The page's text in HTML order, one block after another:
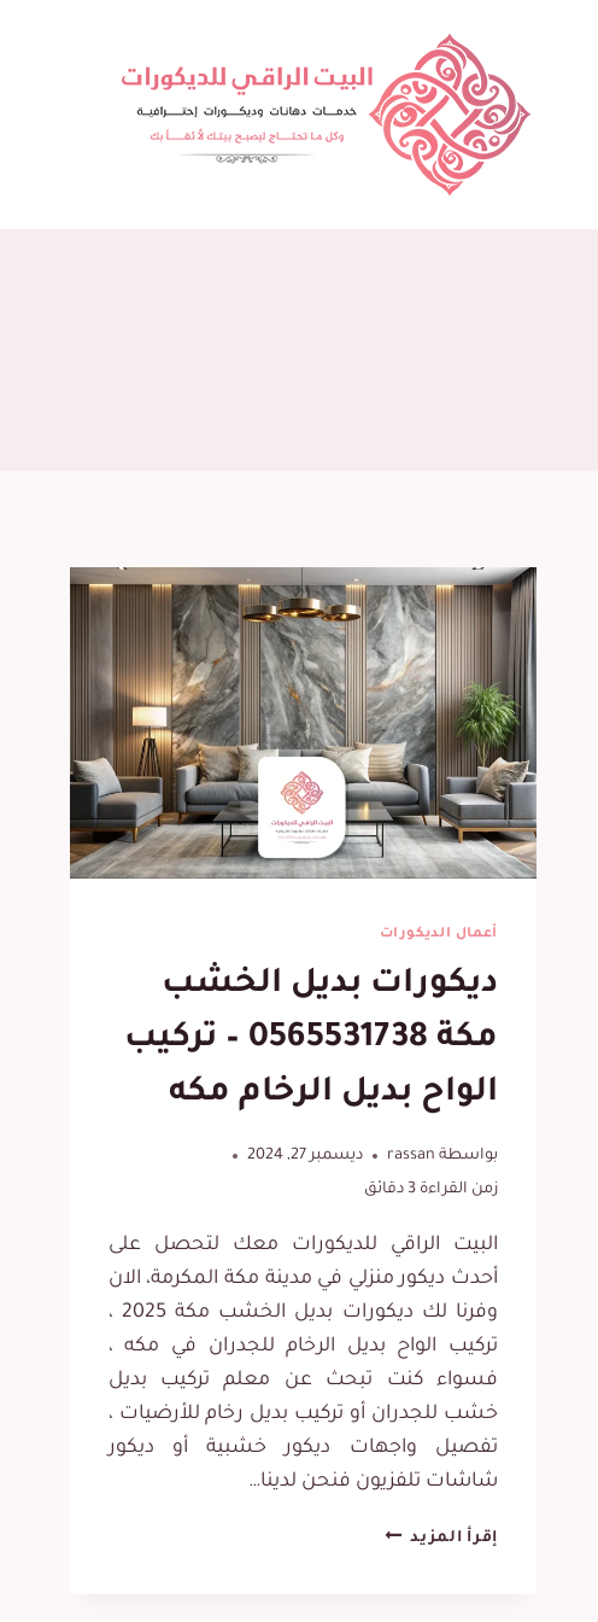
أعمال الديكورات
ديكورات بديل الخشب
مكة 0565531738 – تركيب
الواح بديل الرخام مكه
بواسطة rassan
ديسمبر 27, 2024
زمن القراءة
دقائق
البيت الراقي للديكورات معك لتحصل على
أحدث ديكور منزلي في مدينة مكة المكرمة، الان
وفرنا لك ديكورات بديل الخشب مكة 2025 ،
تركيب الواح بديل الرخام للجدران في مكه ،
فسواء كنت تبحث عن معلم تركيب بديل
خشب للجدران أو تركيب بديل رخام للأرضيات ،
تفصيل واجهات ديكور خشبية أو ديكور
شاشات تلفزيون فنحن لدينا…
إقرأ المزيدديكورات